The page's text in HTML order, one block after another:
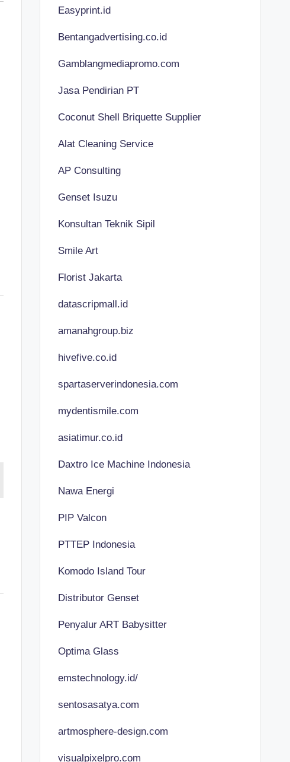
Easyprint.id
Bentangadvertising.co.id
Gamblangmediapromo.com
Jasa Pendirian PT
Coconut Shell Briquette Supplier
Alat Cleaning Service
AP Consulting
Genset Isuzu
Konsultan Teknik Sipil
Smile Art
Florist Jakarta
datascripmall.id
amanahgroup.biz
hivefive.co.id
spartaserverindonesia.com
mydentismile.com
asiatimur.co.id
Daxtro Ice Machine Indonesia
Nawa Energi
PIP Valcon
PTTEP Indonesia
Komodo Island Tour
Distributor Genset
Penyalur ART Babysitter
Optima Glass
emstechnology.id/
sentosasatya.com
artmosphere-design.com
visualpixelpro.com